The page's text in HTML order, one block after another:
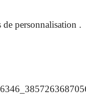
personnalisation .